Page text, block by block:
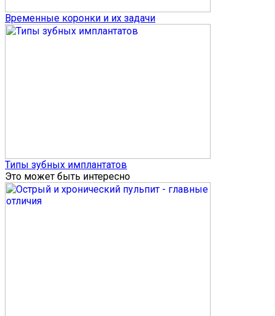
Временные коронки и их задачи
Типы зубных имплантатов
Это может быть интересно